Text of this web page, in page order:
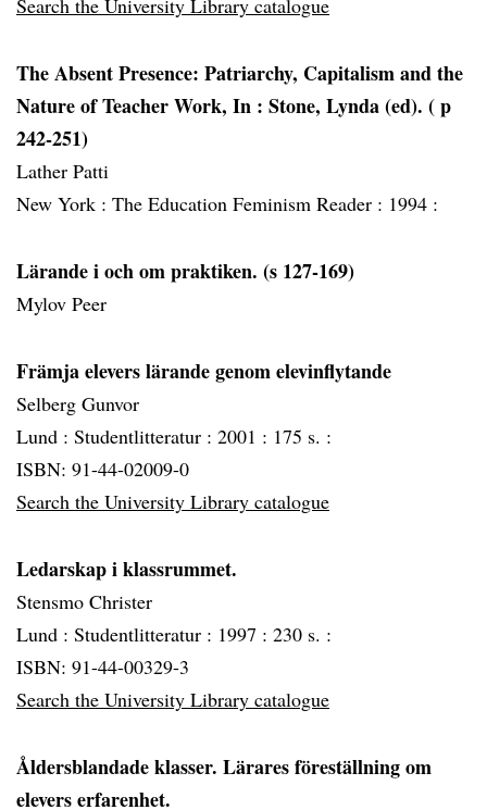
Search the University Library catalogue
The Absent Presence: Patriarchy, Capitalism and the
Nature of Teacher Work, In : Stone, Lynda (ed). ( p
242-251)
Lather Patti
New York : The Education Feminism Reader : 1994 :
Lärande i och om praktiken. (s 127-169)
Mylov Peer
Främja elevers lärande genom elevinflytande
Selberg Gunvor
Lund : Studentlitteratur : 2001 : 175 s. :
ISBN: 91-44-02009-0
Search the University Library catalogue
Ledarskap i klassrummet.
Stensmo Christer
Lund : Studentlitteratur : 1997 : 230 s. :
ISBN: 91-44-00329-3
Search the University Library catalogue
Åldersblandade klasser. Lärares föreställning om
elevers erfarenhet.